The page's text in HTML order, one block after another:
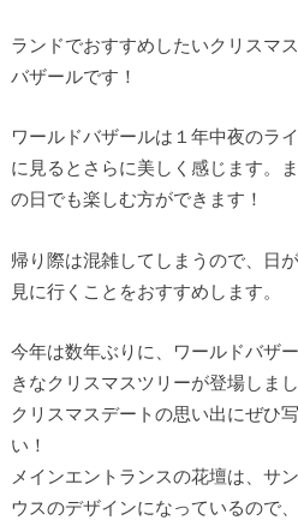
ランドでおすすめしたいクリスマ
バザールです！
ワールドバザールは１年中夜のラ
に見るとさらに美しく感じます。
の日でも楽しむ方ができます！
帰り際は混雑してしまうので、日
見に行くことをおすすめします。
今年は数年ぶりに、ワールドバザ
きなクリスマスツリーが登場し
クリスマスデートの思い出にぜひ
い！
メインエントランスの花壇は、サ
ウスのデザインになっているので